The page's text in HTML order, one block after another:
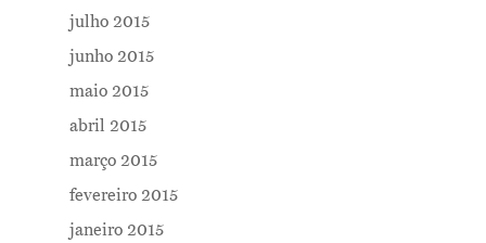
julho 2015
junho 2015
maio 2015
abril 2015
março 2015
fevereiro 2015
janeiro 2015